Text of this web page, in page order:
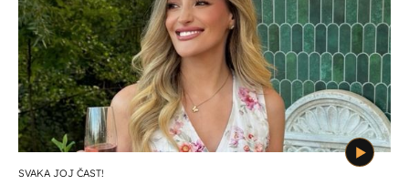
SVAKA JOJ ČAST!